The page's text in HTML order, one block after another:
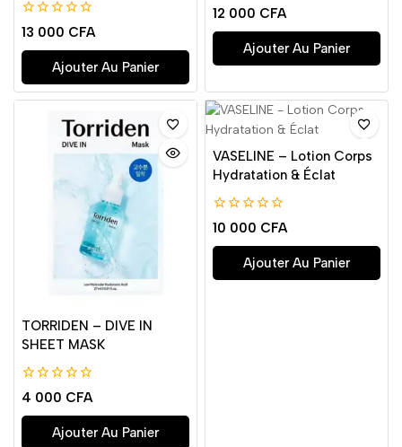
0
de
5
13 000 CFA
Ajouter Au Panier
0
de
5
12 000 CFA
Ajouter Au Panier
TORRIDEN – DIVE IN
SHEET MASK
0
de
5
4 000 CFA
Ajouter Au Panier
VASELINE – Lotion Corps
Hydratation & Éclat
0
de
5
10 000 CFA
Ajouter Au Panier